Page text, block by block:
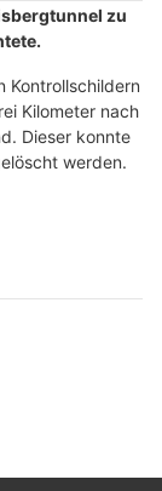
zu
Kontrollschildern
Kilometer nach
Dieser konnte
werden.